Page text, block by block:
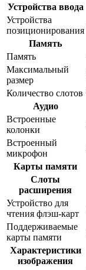
Устройства ввода
Устройства
позиционирования
Память
Память
Максимальный
размер
Количество слотов
Аудио
Встроенные
колонки
Встроенный
микрофон
Карты памяти
Слоты
расширения
Устройство для
чтения флэш-карт
Поддерживаемые
карты памяти
Характеристики
изображения